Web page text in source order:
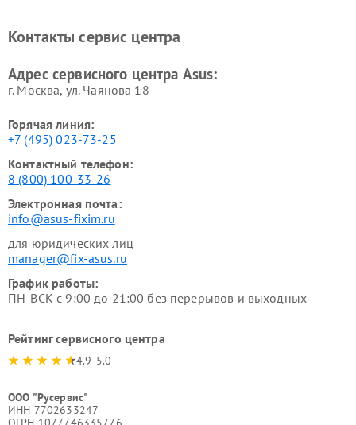
Контакты сервис центра
Адрес сервисного центра Asus:
г. Москва, ул. Чаянова 18
Горячая линия:
+7 (495) 023-73-25
Контактный телефон:
8 (800) 100-33-26
Электронная почта:
info@asus-fixim.ru
для юридических лиц
manager@fix-asus.ru
График работы:
ПН-ВСК с 9:00 до 21:00 без перерывов и выходных
Рейтинг сервисного центра
4.9-5.0
ООО "Русервис"
ИНН 7702633247